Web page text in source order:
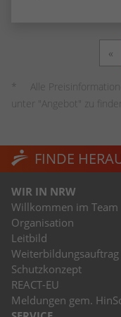
«
Alle
unter "Angebot" zu finden.
FINDE
WIR IN NRW
Willkommen im Team
Organisation
Leitbild
Weiterbildungsauftrag
Schutzkonzept
REACT-EU
Meldungen gem.